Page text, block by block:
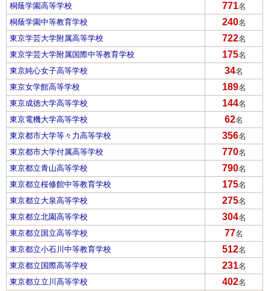
桐蔭学園高等学校
771名
桐蔭学園中等教育学校
240名
東京学芸大学附属高等学校
722名
東京学芸大学附属国際中等教育学校
175名
東京純心女子高等学校
34名
東京女学館高等学校
189名
東京成徳大学高等学校
144名
東京電機大学高等学校
62名
東京都市大学等々力高等学校
356名
東京都市大学付属高等学校
770名
東京都立青山高等学校
790名
東京都立桜修館中等教育学校
175名
東京都立大泉高等学校
275名
東京都立北園高等学校
304名
東京都立国立高等学校
77名
東京都立小石川中等教育学校
512名
東京都立国際高等学校
231名
東京都立立川高等学校
402名